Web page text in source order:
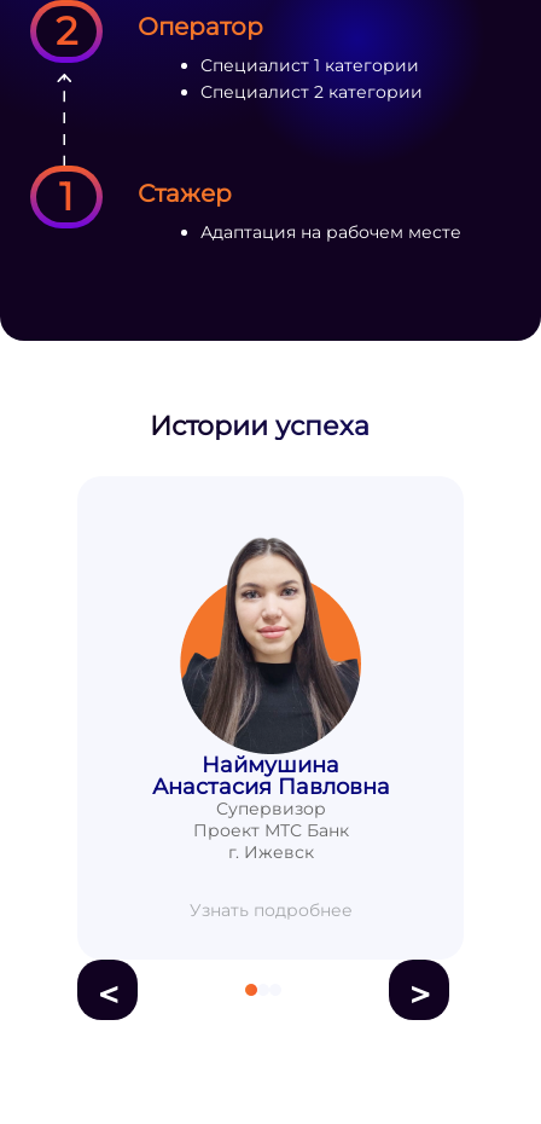
1
2
Стажер
Адаптация на рабочем месте
Оператор
Специалист 1 категории
Специалист 2 категории
Истории успеха
Наймушина
Анастасия Павловна
Супервизор
Проект МТС Банк
г. Ижевск
Узнать подробнее
< >